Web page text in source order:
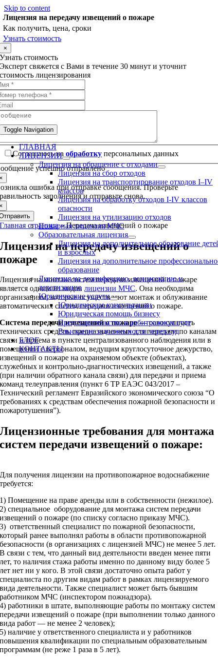
Skip to content
Toggle Navigation
ГЛАВНАЯ
ЛИЦЕНЗИИ
Лицензия на обращение с отходами
Лицензия на сбор отходов
Лицензия на транспортирование отходов I–IV
классов
Лицензия на обработку отходов I-IV классов
опасности
Лицензия на утилизацию отходов
Пожарная лицензия МЧС
Образовательная лицензия
Лицензия на дополнительное образование
и взрослых
Лицензия на дополнительное
образование
Лицензия на дезинфекцию, дезинсекцию и
дератизацию
Юридические услуги
Юридические консультации
Юридическая помощь бизнесу
Представительство в арбитражном суде
Взыскание задолженности через суд
БЛОГ
КОНТАКТЫ
Лицензия на передачу извещений о пожаре
Как получить, цена, сроки
Узнать стоимость
×
Узнать стоимость
Эксперт свяжется с Вами в течение 30 минут и уточнит
стоимость лицензирования
Соглашаюсь наобработку персональных данных
успешно отправлено
ошибка при отправке сообщения. Проверьте
заполнения и отправьте снова.
Главная страница»Передача извещений о пожаре
Лицензия на передачу извещений о
пожаре
Лицензия на монтаж систем передачи извещений о пожаре
является одним из видовлицензии МЧС. Она необходима
организациям, которые осуществляют монтаж и облуживание
автоматических систем передачи извещений о пожаре.
Система передачи извещений о пожаре— совокупность
технических средств, предназначенных для передачи по каналам
связи и приема в пункте централизованного наблюдения или в
помещении с персоналом, ведущим круглосуточное дежурство,
извещений о пожаре на охраняемом объекте (объектах),
служебных и контрольно-диагностических извещений, а также
(при наличии обратного канала связи) для передачи и приема
команд телеуправления (пункт 6 ТР ЕАЭС 043/2017 –
Технический регламент Евразийского экономического союза “О
требованиях к средствам обеспечения пожарной безопасности и
пожаротушения”).
Лицензионные требования для монтажа
систем передачи извещений о пожаре:
Для получения лицензии на противопожарное водоснабжение
требуется:
1) Помещение на праве аренды или в собственности (нежилое).
2) специальное оборудование для монтажа систем передачи
извещений о пожаре (по списку согласно приказу МЧС).
3) ответственный специалист по пожарной безопасности,
который ранее выполнял работы в области противопожарной
безопасности (в организациях с лицензией МЧС) не менее 5 лет.
В связи с тем, что данный вид деятельности введен менее пяти
лет, то наличия стажа работы именно по данному виду более 5
лет нет ни у кого. В этой связи достаточно опыта работ у
специалиста по другим видам работ в рамках лицензируемого
вида деятельности. Также специалист может быть бывшим
работником МЧС (инспектором пожнадзора).
4) работники в штате, выполняющие работы по монтажу систем
передачи извещений о пожаре (при выполнении только данного
вида работ — не менее 2 человек);
5) наличие у ответственного специалиста и у работников
повышения квалификации по специальным образовательным
программам (не реже 1 раза в 5 лет).